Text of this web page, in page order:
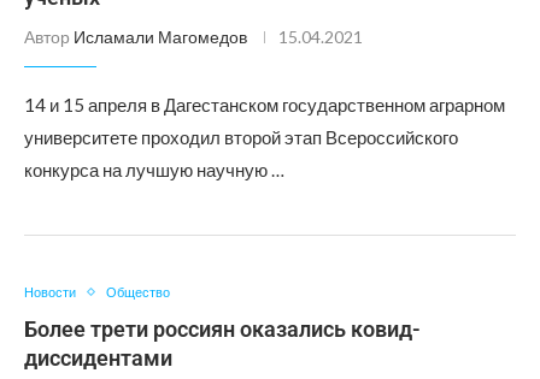
Автор Исламали Магомедов 15.04.2021
14 и 15 апреля в Дагестанском государственном аграрном
университете проходил второй этап Всероссийского
конкурса на лучшую научную …
Новости Общество
Более трети россиян оказались ковид-
диссидентами